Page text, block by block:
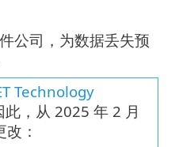
公司，为数据丢失预
Technology
此，从 2025 年 2 月
：